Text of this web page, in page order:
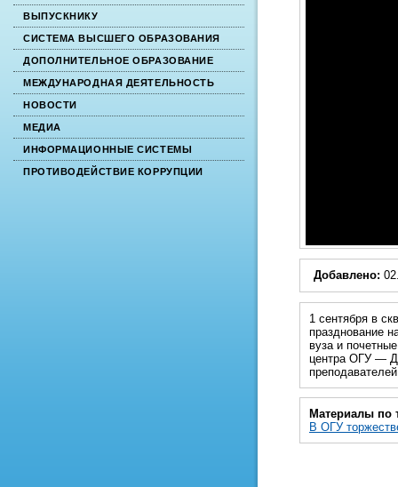
ВЫПУСКНИКУ
СИСТЕМА ВЫСШЕГО ОБРАЗОВАНИЯ
ДОПОЛНИТЕЛЬНОЕ ОБРАЗОВАНИЕ
МЕЖДУНАРОДНАЯ ДЕЯТЕЛЬНОСТЬ
НОВОСТИ
МЕДИА
ИНФОРМАЦИОННЫЕ СИСТЕМЫ
ПРОТИВОДЕЙСТВИЕ КОРРУПЦИИ
Добавлено:
1 сентября в
празднование
вуза и
центра ОГУ —
Материалы по
В ОГУ